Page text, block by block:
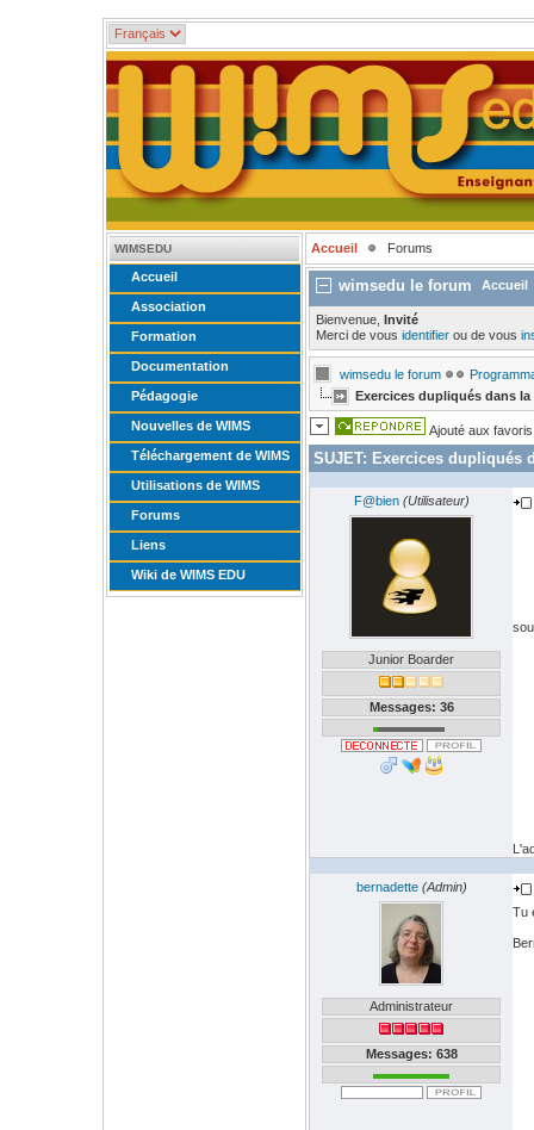
WIMSEDU
Accueil
Association
Formation
Documentation
Pédagogie
Nouvelles de WIMS
Téléchargement de WIMS
Utilisations de WIMS
Forums
Liens
Wiki de WIMS EDU
Accueil Forums
wimsedu le forum Accueil
Bienvenue, Invité
Merci de vous identifier ou de vous
wimsedu le forum
Exercices dupliqués dans
Ajouté aux
SUJET: Exercices dupliqués
F@bien (Utilisateur)
Junior Boarder
Messages: 36
bernadette (Admin)
Administrateur
Messages: 638
Tu